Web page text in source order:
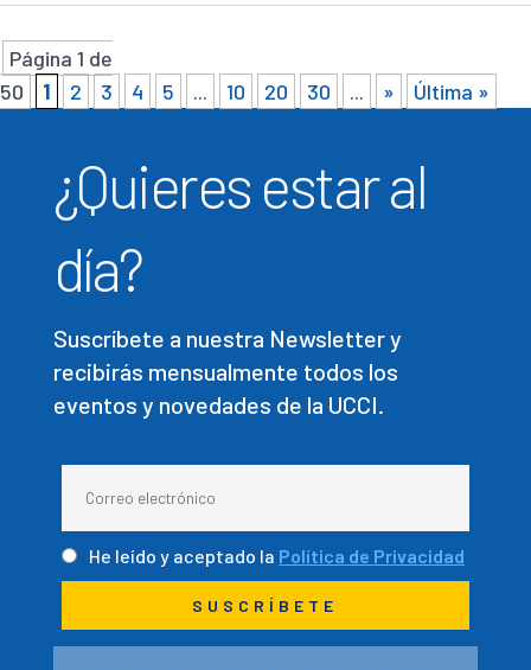
Página 1 de
50
1 2 3 4 5 ... 10 20 30 ... » Última »
¿Quieres estar al
día?
Suscríbete a nuestra Newsletter y
recibirás mensualmente todos los
eventos y novedades de la UCCI.
He leído y aceptado la Política de Privacidad